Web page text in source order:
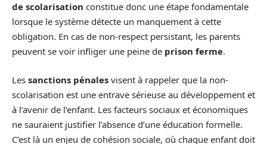
de scolarisation constitue donc une étape fondamentale
lorsque le système détecte un manquement à cette
obligation. En cas de non-respect persistant, les parents
peuvent se voir infliger une peine de prison ferme.
Les sanctions pénales visent à rappeler que la non-
scolarisation est une entrave sérieuse au développement et
à l’avenir de l’enfant. Les facteurs sociaux et économiques
ne sauraient justifier l’absence d’une éducation formelle.
C’est là un enjeu de cohésion sociale, où chaque enfant doit